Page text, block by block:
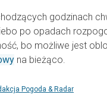
godzinach
po opadach
bo możliwe jest
na bieżąco.
Pogoda & Radar